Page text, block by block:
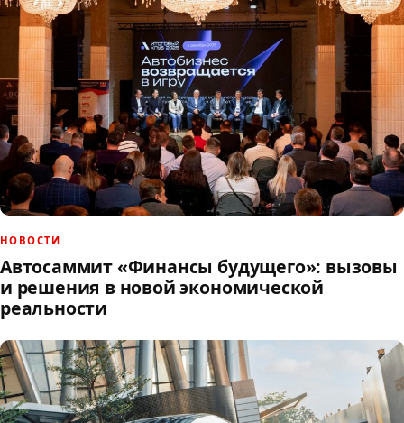
НОВОСТИ
Автосаммит «Финансы будущего»: вызовы
и решения в новой экономической
реальности